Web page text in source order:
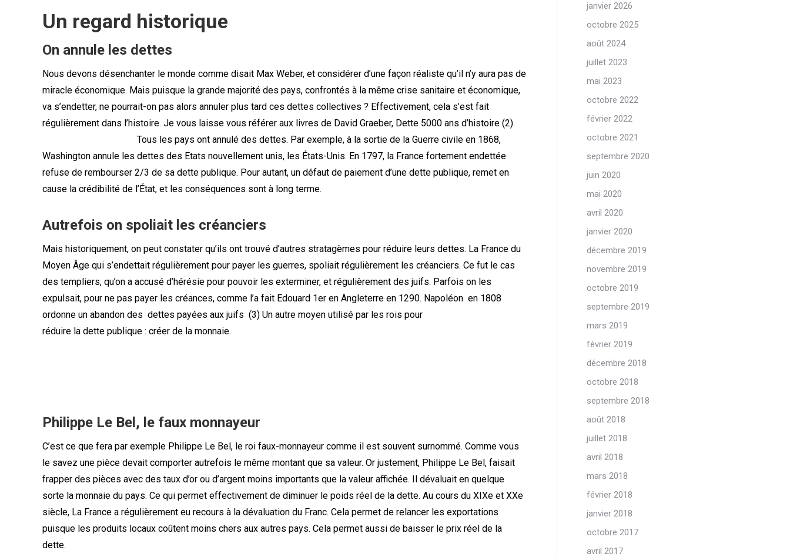
Un regard historique
On annule les dettes
Nous devons désenchanter le monde comme disait Max Weber, et considérer d’une façon réaliste qu’il n’y aura pas de
miracle économique. Mais puisque la grande majorité des pays, confrontés à la même crise sanitaire et économique,
va s’endetter, ne pourrait-on pas alors annuler plus tard ces dettes collectives ? Effectivement, cela s’est fait
régulièrement dans l’histoire. Je vous laisse vous référer aux livres de David Graeber, Dette 5000 ans d’histoire (2).
Tous les pays ont annulé des dettes. Par exemple, à la sortie de la Guerre civile en 1868,
Washington annule les dettes des Etats nouvellement unis, les États-Unis. En 1797, la France fortement endettée
refuse de rembourser 2/3 de sa dette publique. Pour autant, un défaut de paiement d’une dette publique, remet en
cause la crédibilité de l’État, et les conséquences sont à long terme.
Autrefois on spoliait les créanciers
Mais historiquement, on peut constater qu’ils ont trouvé d’autres stratagèmes pour réduire leurs dettes. La France du
Moyen Âge qui s’endettait régulièrement pour payer les guerres, spoliait régulièrement les créanciers. Ce fut le cas
des templiers, qu’on a accusé d’hérésie pour pouvoir les exterminer, et régulièrement des juifs. Parfois on les
expulsait, pour ne pas payer les créances, comme l’a fait Edouard 1er en Angleterre en 1290. Napoléon en 1808
ordonne un abandon des dettes payées aux juifs (3) Un autre moyen utilisé par les rois pour
réduire la dette publique : créer de la monnaie.
Philippe Le Bel, le faux monnayeur
C’est ce que fera par exemple Philippe Le Bel, le roi faux-monnayeur comme il est souvent surnommé. Comme vous
le savez une pièce devait comporter autrefois le même montant que sa valeur. Or justement, Philippe Le Bel, faisait
frapper des pièces avec des taux d’or ou d’argent moins importants que la valeur affichée. Il dévaluait en quelque
sorte la monnaie du pays. Ce qui permet effectivement de diminuer le poids réel de la dette. Au cours du XIXe et XXe
siècle, La France a régulièrement eu recours à la dévaluation du Franc. Cela permet de relancer les exportations
puisque les produits locaux coûtent moins chers aux autres pays. Cela permet aussi de baisser le prix réel de la
dette.
janvier 2026
octobre 2025
août 2024
juillet 2023
mai 2023
octobre 2022
février 2022
octobre 2021
septembre 2020
juin 2020
mai 2020
avril 2020
janvier 2020
décembre 2019
novembre 2019
octobre 2019
septembre 2019
mars 2019
février 2019
décembre 2018
octobre 2018
septembre 2018
août 2018
juillet 2018
avril 2018
mars 2018
février 2018
janvier 2018
octobre 2017
avril 2017